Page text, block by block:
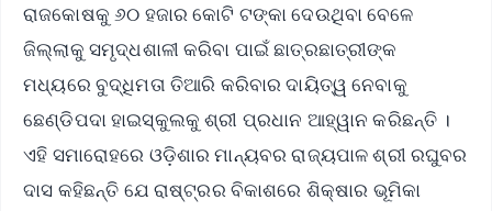
ରାଜକୋଷକୁ ୬୦ ହଜାର କୋଟି ଟଙ୍କା ଦେଉଥିବା ବେଳେ
ଜିଲ୍ଲାକୁ ସମୃଦ୍ଧଶାଳୀ କରିବା ପାଇଁ ଛାତ୍ରଛାତ୍ରୀଙ୍କ
ମଧ୍ୟରେ ବୁଦ୍ଧିମତା ତିଆରି କରିବାର ଦାୟିତ୍ୱ ନେବାକୁ
ଛେଣ୍ଡିପଦା ହାଇସ୍କୁଲକୁ ଶ୍ରୀ ପ୍ରଧାନ ଆହ୍ୱାନ କରିଛନ୍ତି ।
ଏହି ସମାରୋହରେ ଓଡ଼ିଶାର ମାନ୍ୟବର ରାଜ୍ୟପାଳ ଶ୍ରୀ ରଘୁବର
ଦାସ କହିଛନ୍ତି ଯେ ରାଷ୍ଟ୍ରର ବିକାଶରେ ଶିକ୍ଷାର ଭୂମିକା